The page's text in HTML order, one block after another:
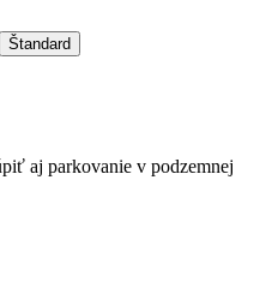
Štandard
aj parkovanie v podzemnej